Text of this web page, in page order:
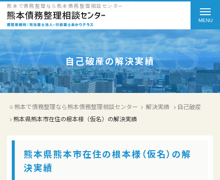
熊本で債務整理なら熊本債務整理相談センターの熊本県熊本市在住の根本様（仮名）の解決実績をご紹介
自己破産の解決実績
熊本で債務整理なら熊本債務整理相談センター 解決実績
自己破産
熊本県熊本市在住の根本様（仮名）の解決実績
熊本県熊本市在住の根本様（仮名）の解
決実績
t
o
g
g
l
e